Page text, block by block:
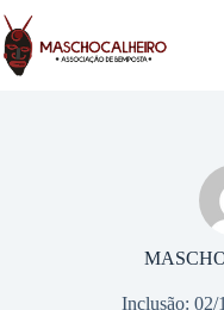
para
o
conteúdo
Inclusão: 02/